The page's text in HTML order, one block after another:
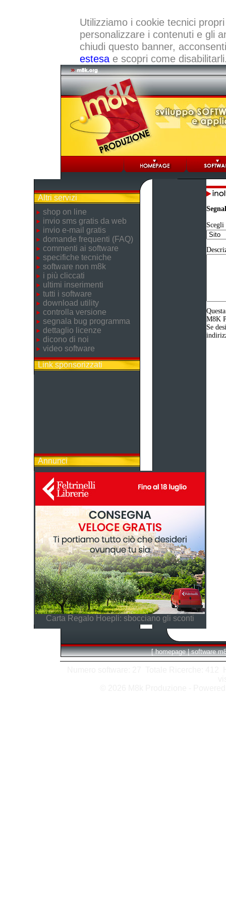
Utilizziamo i cookie tecnici
personalizzare i contenuti e gli
chiudi questo banner,
estesae scopri come
Altri servizi
shop on line
invio sms gratis da web
invio e-mail gratis
domande frequenti (FAQ)
commenti ai software
specifiche tecniche
software non m8k
i più cliccati
ultimi inserimenti
tutti i software
download utility
controlla versione
segnala bug programma
dettaglio licenze
dicono di noi
video software
Link sponsorizzati
Annunci
Carta Regalo Hoepli: sbocciano gli sconti
M8K
Se
[ homepage | software